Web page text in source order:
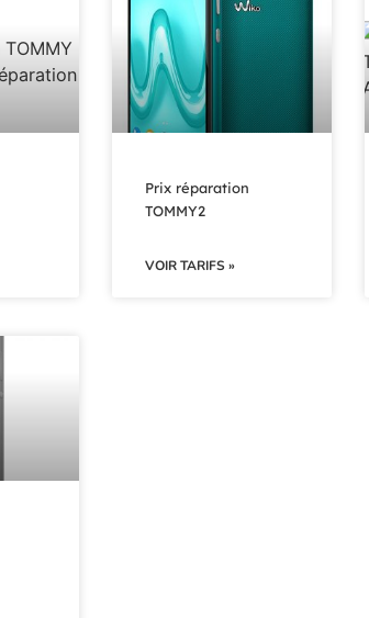
Prix réparation
TOMMY2
VOIR TARIFS »